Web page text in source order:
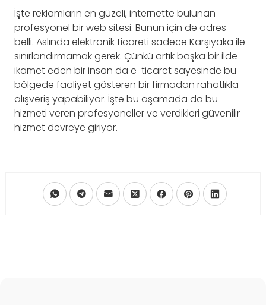
İşte reklamların en güzeli, internette bulunan
profesyonel bir web sitesi. Bunun için de adres
belli. Aslında elektronik ticareti sadece Karşıyaka ile
sınırlandırmamak gerek. Çünkü artık başka bir ilde
ikamet eden bir insan da e-ticaret sayesinde bu
bölgede faaliyet gösteren bir firmadan rahatlıkla
alışveriş yapabiliyor. İşte bu aşamada da bu
hizmeti veren profesyoneller ve verdikleri güvenilir
hizmet devreye giriyor.